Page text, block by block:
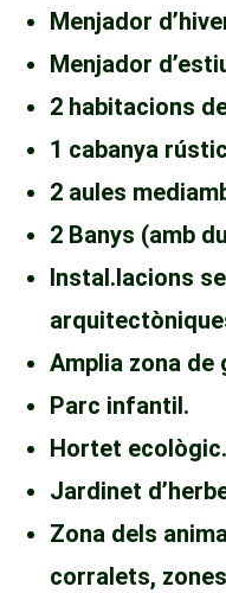
Menjador
Menjador
2 habitacions
1 cabanya
2 aules
2 Banys (amb
Instal.lacions
Amplia zona de
Parc infantil.
Hortet ecològic.
Jardinet
Zona dels
corralets,